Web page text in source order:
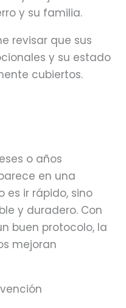
y su familia.
revisar que sus
y su estado
cubiertos.
o años
en una
es ir rápido, sino
y duradero. Con
buen protocolo, la
mejoran